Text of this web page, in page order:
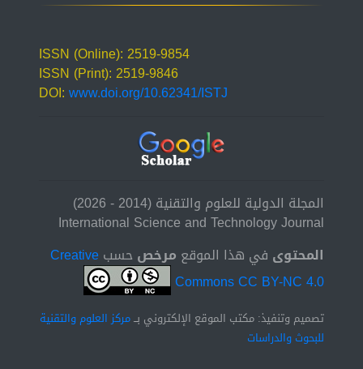
ISSN (Online): 2519-9854
ISSN (Print): 2519-9846
DOI:www.doi.org/10.62341/ISTJ
المجلة الدولية للعلوم والتقنية (2014 - 2026)
International Science and Technology Journal
المحتوى في هذا الموقع مرخصحسبCreative
Commons CC BY-NC 4.0
تصميم وتنفيذ: مكتب الموقع الإلكتروني بــمركز العلوم والتقنية
للبحوث والدراسات